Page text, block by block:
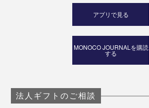
アプリで見る
MONOCO JOURNALを購読
する
法人ギフトのご相談